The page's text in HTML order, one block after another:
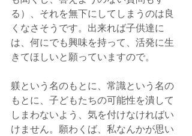
る）、それを無下にしてしまうのは良
くなさそうです。出来れば子供達に
は、何にでも興味を持って、活発に生
きてほしいと願っていますので。
躾という名のもとに、常識という名の
もとに、子どもたちの可能性を潰して
しまわないよう、気を付けなければい
けません。願わくば、私なんかが思い